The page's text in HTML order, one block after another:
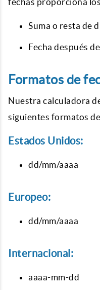
Suma o resta de
Fecha después
Formatos de
Nuestra calculadora
siguientes formatos
Estados Unidos:
dd/mm/aaaa
Europeo:
dd/mm/aaaa
Internacional:
aaaa-mm-dd